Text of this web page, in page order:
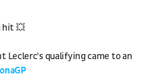
hit 💥
Leclerc's qualifying came to an